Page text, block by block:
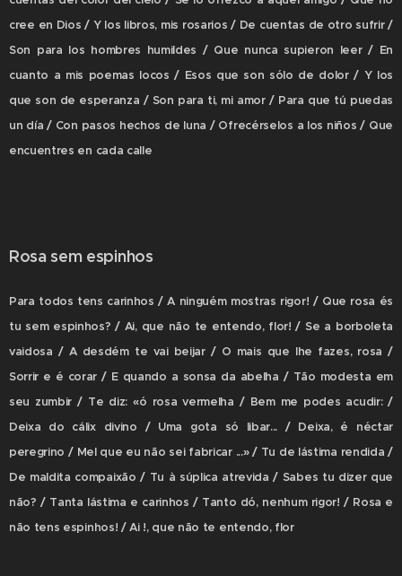
cree en Dios / Y los libros, mis rosarios / De cuentas de otro sufrir /
Son para los hombres humildes / Que nunca supieron leer / En
cuanto a mis poemas locos / Esos que son sólo de dolor / Y los
que son de esperanza / Son para ti, mi amor / Para que tú puedas
un día / Con pasos hechos de luna / Ofrecérselos a los niños / Que
encuentres en cada calle
Rosa sem espinhos
Para todos tens carinhos / A ninguém mostras rigor! / Que rosa és
tu sem espinhos? / Ai, que não te entendo, flor! / Se a borboleta
vaidosa / A desdém te vai beijar / O mais que lhe fazes, rosa /
Sorrir e é corar / E quando a sonsa da abelha / Tão modesta em
seu zumbir / Te diz: «ó rosa vermelha / Bem me podes acudir: /
Deixa do cálix divino / Uma gota só libar... / Deixa, é néctar
peregrino / Mel que eu não sei fabricar ...» / Tu de lástima rendida /
De maldita compaixão / Tu à súplica atrevida / Sabes tu dizer que
não? / Tanta lástima e carinhos / Tanto dó, nenhum rigor! / Rosa e
não tens espinhos! / Ai !, que não te entendo, flor